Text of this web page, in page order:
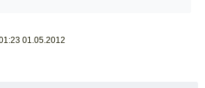
01.05.2012